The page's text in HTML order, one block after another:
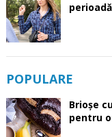
POPULARE
Brioșe
pentru